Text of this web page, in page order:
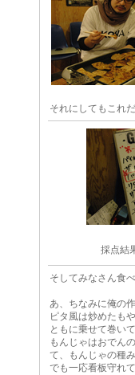
それにしてもこれ
採点結
そしてみなさん食
あ、ちなみに俺の
ピタ風は炒めたも
ともに乗せて巻い
もんじゃはおでん
て、もんじゃの種
でも一応看板守れ